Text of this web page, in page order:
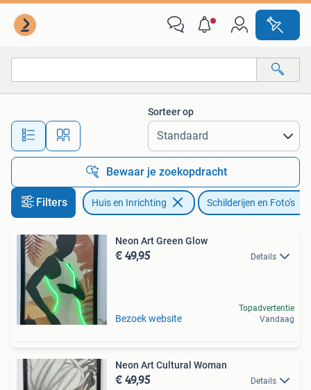
Alle afstanden…
Sorteer op
Bewaar je zoekopdracht
Filters Huis en Inrichting Schilderijen en Foto's
Neon Art Green Glow
€ 49,95 Details
Bezoek website
Topadvertentie
Vandaag
Neon Art Cultural Woman
€ 49,95 Details